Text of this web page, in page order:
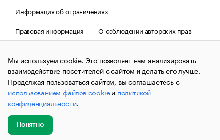
Информация об ограничениях
Правовая информация
О соблюдении авторских прав
и материалы информационного агентства «РБК»
(зарегистрировано Федеральной службой по надзору в сфере
связи, информационных технологий и массовых
коммуникаций (Роскомнадзор) 09.12.2015 за номером ИА
№ФС77-63848) сопровождаются пометкой «РБК». Отдельные
публикации могут содержать информацию,
не предназначенную для пользователей
Мы используем cookie. Это позволяет нам анализировать
взаимодействие посетителей с сайтом и делать его лучше.
Продолжая пользоваться сайтом, вы соглашаетесь с
использованием файлов cookieи политикой
конфиденциальности.
Понятно